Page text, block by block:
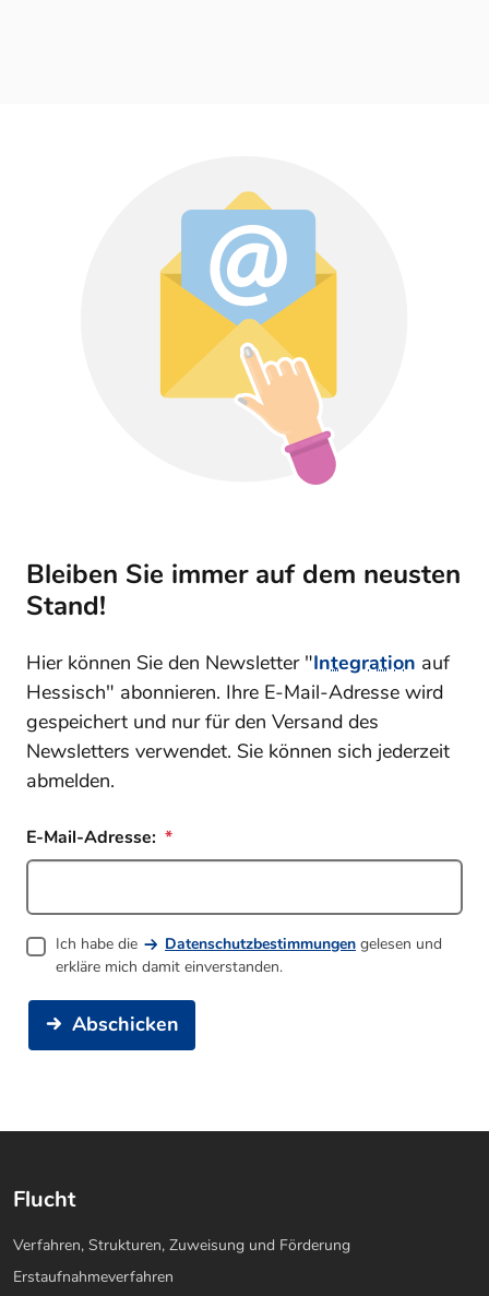
Bleiben Sie immer auf dem neusten
Stand!
Hier können Sie den Newsletter "Integration auf
Hessisch" abonnieren. Ihre E-Mail-Adresse wird
gespeichert und nur für den Versand des
Newsletters verwendet. Sie können sich jederzeit
abmelden.
E-Mail-Adresse:
Ich habe die Datenschutzbestimmungen gelesen und
erkläre mich damit einverstanden.
Abschicken
Flucht
Verfahren, Strukturen, Zuweisung und Förderung
Erstaufnahmeverfahren